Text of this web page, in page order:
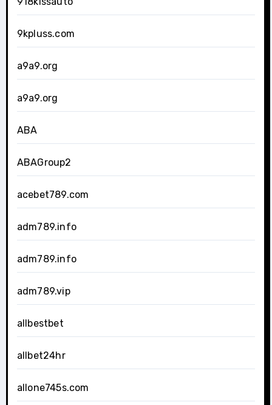
9kpluss.com
a9a9.org
a9a9.org
ABA
ABAGroup2
acebet789.com
adm789.info
adm789.info
adm789.vip
allbestbet
allbet24hr
allone745s.com